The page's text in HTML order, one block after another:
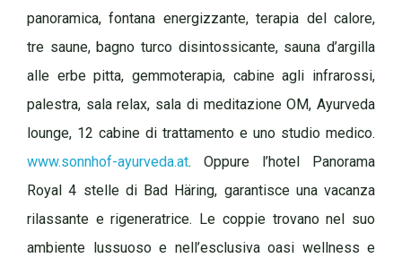
panoramica, fontana energizzante, terapia del calore,
tre saune, bagno turco disintossicante, sauna d’argilla
alle erbe pitta, gemmoterapia, cabine agli infrarossi,
palestra, sala relax, sala di meditazione OM, Ayurveda
lounge, 12 cabine di trattamento e uno studio medico.
www.sonnhof-ayurveda.at. Oppure l’hotel Panorama
Royal 4 stelle di Bad Häring, garantisce una vacanza
rilassante e rigeneratrice. Le coppie trovano nel suo
ambiente lussuoso e nell’esclusiva oasi wellness e